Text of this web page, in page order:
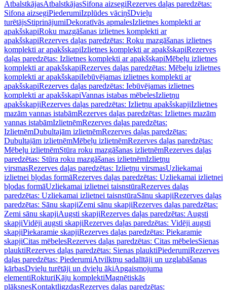
AtbalstkājasAtbalstkājasSifona aizsegiRezerves daļas paredzētas:
Sifona aizsegiPiederumiIzplūdes vāciņšDvieļu
turētājsStiprinājumiDekoratīvās apmalesIzlietnes komplekti ar
apakšskapiRoku mazgāšanas izlietnes komplekti ar
apakšskapiRezerves daļas paredzētas: Roku mazgāšanas izlietnes
komplekti ar apakšskapiIzlietnes komplekti ar apakšskapiRezerves
daļas paredzētas: Izlietnes komplekti ar apakšskapiMēbeļu izlietnes
komplekti ar apakšskapiRezerves daļas paredzētas: Mēbeļu izlietnes
komplekti ar apakšskapiIebūvējamas izlietnes komplekti ar
apakšskapiRezerves daļas paredzētas: Iebūvējamas izlietnes
komplekti ar apakšskapiVannas istabas mēbelesIzlietņu
apakšskapjiRezerves daļas paredzētas: Izlietņu apakšskapjiIzlietnes
mazām vannas istabāmRezerves daļas paredzētas: Izlietnes mazām
vannas istabāmIzlietnēmRezerves daļas paredzētas:
IzlietnēmDubultajām izlietnēmRezerves daļas paredzētas:
Dubultajām izlietnēmMēbeļu izlietnēmRezerves daļas paredzētas:
Mēbeļu izlietnēmStūra roku mazgāšanas izlietnēmRezerves daļas
paredzētas: Stūra roku mazgāšanas izlietnēmIzlietņu
virsmasRezerves daļas paredzētas: Izlietņu virsmasUzliekamai
izlietnei bļodas formāRezerves daļas paredzētas: Uzliekamai izlietnei
bļodas formāUzliekamai izlietnei taisnstūraRezerves daļas
paredzētas: Uzliekamai izlietnei taisnstūraSānu skapjiRezerves daļas
paredzētas: Sānu skapjiZemi sānu skapjiRezerves daļas paredzētas:
Zemi sānu skapjiAugsti skapjiRezerves daļas paredzētas: Augsti
skapjiVidēji augsti skapjiRezerves daļas paredzētas: Vidēji augsti
skapjiPiekaramie skapjiRezerves daļas paredzētas: Piekaramie
skapjiCitas mēbelesRezerves daļas paredzētas: Citas mēbelesSienas
plauktiRezerves daļas paredzētas: Sienas plauktiPiederumiRezerves
daļas paredzētas: PiederumiAtvilktņu sadalītāji un uzglabāšanas
kārbasDvieļu turētāji un dvieļu āķiApgaismojuma
elementiRokturiKāju komplektiMagnētiskās
plāksnesKontaktligzdasRezerves daļas paredzētas: